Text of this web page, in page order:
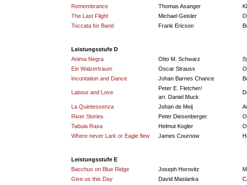
Remembrance
Thomas Asanger
The Last Flight
Michael Geisler
Toccata for Band
Frank Ericson
Leistungsstufe D
Anima Negra
Otto M. Schwarz
Ein Walzertraum
Oscar Strauss
Incontation and Dance
Johan Barnes Chance
Labour and Love
Peter E. Fletcher/
arr. Daniel Muck
La Quintessenza Johan de Meij
River Stories
Peter Diesenberger
Tabula Rasa
Helmut Kogler
Where never Lark or Eagle flew
James Cournow
Leistungsstufe E
Bacchus on Blue Ridge
Joseph Horovitz
Give us this Day
David Maslanka